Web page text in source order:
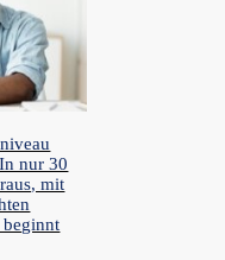
nur 30
mit
beginnt